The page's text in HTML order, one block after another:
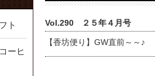
Vol.290 ２５年４月号
【香坊便り】GW直前～～♪
ト
ーヒ